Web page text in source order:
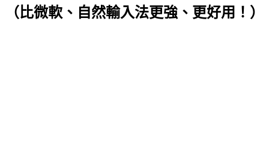
（比微軟、自然輸入法更強、更好用！）